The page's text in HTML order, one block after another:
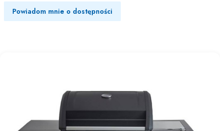
Powiadom mnie o dostępności